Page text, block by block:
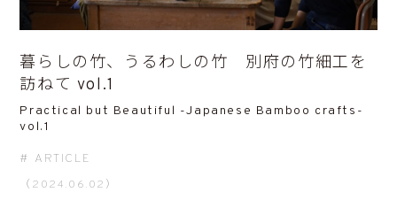
暮らしの竹、うるわしの竹 別府の竹細工を
訪ねて vol.1
Practical but Beautiful -Japanese Bamboo crafts-
vol.1
ARTICLE
（2024.06.02）